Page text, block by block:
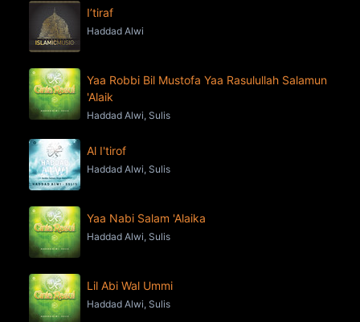
I’tiraf
Haddad Alwi
Yaa Robbi Bil Mustofa Yaa Rasulullah Salamun
'Alaik
Haddad Alwi, Sulis
Al I'tirof
Haddad Alwi, Sulis
Yaa Nabi Salam 'Alaika
Haddad Alwi, Sulis
Lil Abi Wal Ummi
Haddad Alwi, Sulis